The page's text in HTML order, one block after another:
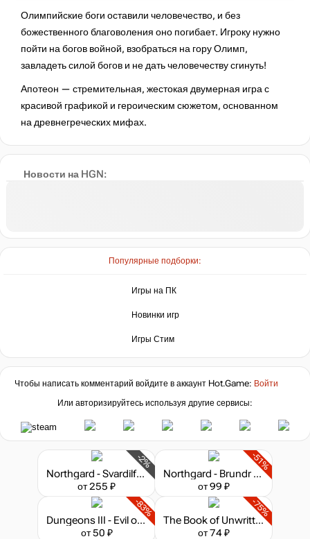
Новости на HGN:
Популярные подборки:
Игры на ПК
Новинки игр
Игры Стим
Олимпийские боги оставили человечество, и без
божественного благоволения оно погибает. Игроку нужно
пойти на богов войной, взобраться на гору Олимп,
завладеть силой богов и не дать человечеству сгинуть!
Апотеон — стремительная, жестокая двумерная игра с
красивой графикой и героическим сюжетом, основанном
на древнегреческих мифах.
Чтобы написать комментарий войдите в аккаунт Hot.Game: Войти
Или авторизируйтесь используя другие сервисы:
-2%
Northgard - Svardilfari, Clan of the Horse
от 255 ₽
-51%
Northgard - Brundr & Kaelinn, Clan of the Lynx
от 99 ₽
-83%
Dungeons III - Evil of the Caribbean
от 50 ₽
-75%
The Book of Unwritten Tales
от 74 ₽